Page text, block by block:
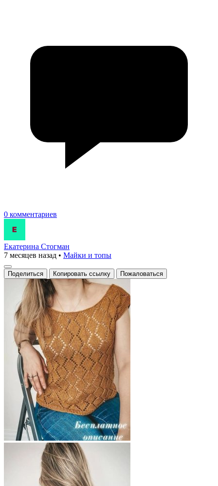
0 комментариев
Екатерина Стогман
7 месяцев назад • Майки и топы
Поделиться Копировать ссылку Пожаловаться